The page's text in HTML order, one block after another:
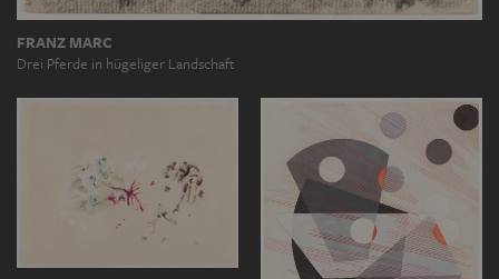
FRANZ MARC
Drei Pferde in hügeliger Landschaft